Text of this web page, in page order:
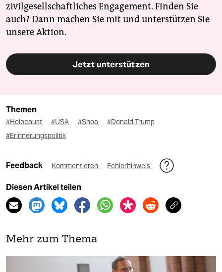
zivilgesellschaftliches Engagement. Finden Sie
auch? Dann machen Sie mit und unterstützen Sie
unsere Aktion.
Jetzt unterstützen
Themen
#Holocaust #USA #Shoa
#Donald Trump
#Erinnerungspolitik
Feedback Kommentieren Fehlerhinweis
Diesen Artikel teilen
Mehr zum Thema